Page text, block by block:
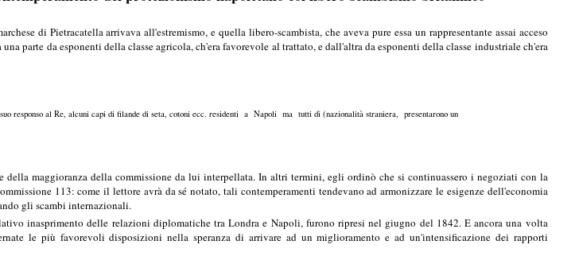
di Pietracatella arrivava all'estremismo, e quella libero-scambista, che aveva pure essa un rappresentante assai acceso
parte da esponenti della classe agricola, ch'era favorevole al trattato, e dall'altra da esponenti della classe industriale ch'era
suo responso al Re, alcuni capi di filande di seta, cotoni ecc. residenti a Napoli ma tutti dì (nazionalità straniera, presentarono un
della maggioranza della commissione da lui interpellata. In altri termini, egli ordinò che si continuassero i negoziati con la
113: come il lettore avrà da sé notato, tali contemperamenti tendevano ad armonizzare le esigenze dell'economia
gli scambi internazionali.
inasprimento delle relazioni diplomatiche tra Londra e Napoli, furono ripresi nel giugno del 1842. E ancora una volta
le più favorevoli disposizioni nella speranza di arrivare ad un miglioramento e ad un'intensificazione dei rapporti